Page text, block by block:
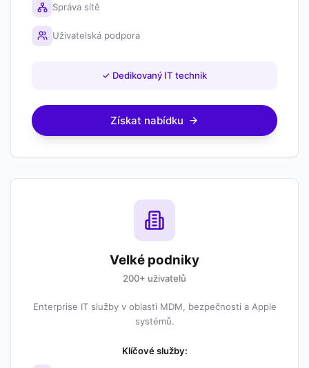
Správa sítě
Uživatelská podpora
✓ Dedikovaný IT technik
Získat nabídku
Velké podniky
200+ uživatelů
Enterprise IT služby v oblasti MDM, bezpečnosti a Apple
systémů.
Klíčové služby: